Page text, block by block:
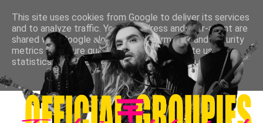
This site uses cookies from Google to deliver its services
and to analyze traffic. Your IP address and user-agent are
shared with Google along with performance and security
metrics to ensure quality of service, generate usage
statistics, and to detect and address abuse.
LEARN MORE GOT IT